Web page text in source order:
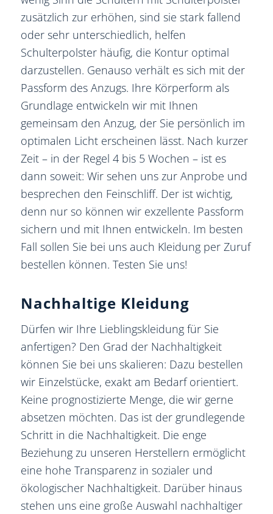
zusätzlich zur erhöhen, sind sie stark fallend
oder sehr unterschiedlich, helfen
Schulterpolster häufig, die Kontur optimal
darzustellen. Genauso verhält es sich mit der
Passform des Anzugs. Ihre Körperform als
Grundlage entwickeln wir mit Ihnen
gemeinsam den Anzug, der Sie persönlich im
optimalen Licht erscheinen lässt. Nach kurzer
Zeit – in der Regel 4 bis 5 Wochen – ist es
dann soweit: Wir sehen uns zur Anprobe und
besprechen den Feinschliff. Der ist wichtig,
denn nur so können wir exzellente Passform
sichern und mit Ihnen entwickeln. Im besten
Fall sollen Sie bei uns auch Kleidung per Zuruf
bestellen können. Testen Sie uns!
Nachhaltige Kleidung
Dürfen wir Ihre Lieblingskleidung für Sie
anfertigen? Den Grad der Nachhaltigkeit
können Sie bei uns skalieren: Dazu bestellen
wir Einzelstücke, exakt am Bedarf orientiert.
Keine prognostizierte Menge, die wir gerne
absetzen möchten. Das ist der grundlegende
Schritt in die Nachhaltigkeit. Die enge
Beziehung zu unseren Herstellern ermöglicht
eine hohe Transparenz in sozialer und
ökologischer Nachhaltigkeit. Darüber hinaus
stehen uns eine große Auswahl nachhaltiger